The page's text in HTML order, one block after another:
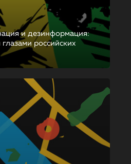
и дезинформация:
российских